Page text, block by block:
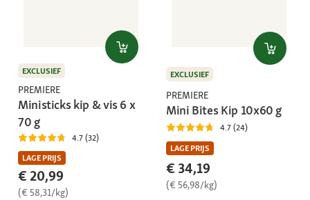
EXCLUSIEF
PREMIERE
Ministicks kip & vis 6 x
70 g
4.7 (32)
LAGE PRIJS
€ 20,99
(€ 58,31/kg)
EXCLUSIEF
PREMIERE
Mini Bites Kip 10x60 g
4.7 (24)
LAGE PRIJS
€ 34,19
(€ 56,98/kg)